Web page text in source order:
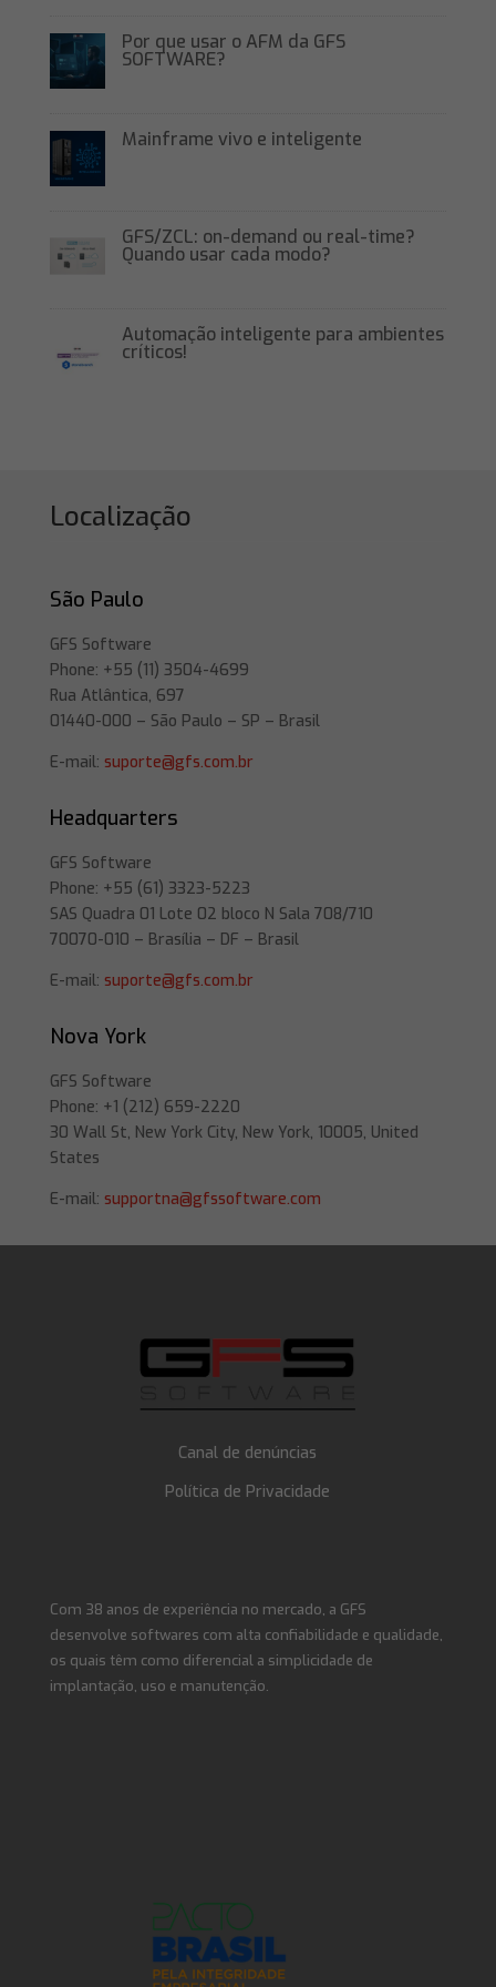
Por que usar o AFM da GFS
SOFTWARE?
Mainframe vivo e inteligente
GFS/ZCL: on-demand ou real-time?
Quando usar cada modo?
Automação inteligente para ambientes
críticos!
Localização
São Paulo
GFS Software
Phone: +55 (11) 3504-4699
Rua Atlântica, 697
01440-000 – São Paulo – SP – Brasil
E-mail: suporte@gfs.com.br
Headquarters
GFS Software
Phone: +55 (61) 3323-5223
SAS Quadra 01 Lote 02 bloco N Sala 708/710
70070-010 – Brasília – DF – Brasil
E-mail: suporte@gfs.com.br
Nova York
GFS Software
Phone: +1 (212) 659-2220
30 Wall St, New York City, New York, 10005, United
States
E-mail: supportna@gfssoftware.com
Canal de denúncias
Política de Privacidade
Com 38 anos de experiência no mercado, a GFS
desenvolve softwares com alta confiabilidade e qualidade,
os quais têm como diferencial a simplicidade de
implantação, uso e manutenção.